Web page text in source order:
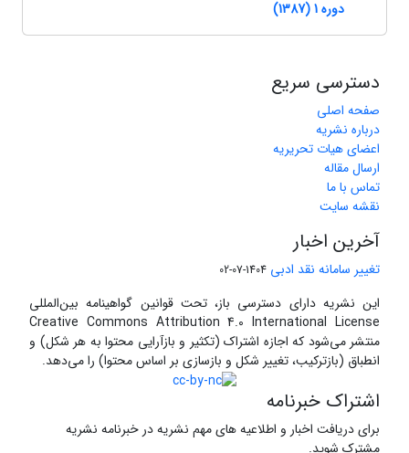
دوره 1 (1387)
دسترسی سریع
صفحه اصلی
درباره نشریه
اعضای هیات تحریریه
ارسال مقاله
تماس با ما
نقشه سایت
آخرین اخبار
تغییر سامانه نقد ادبی 1404-07-02
این نشریه دارای دسترسی باز، تحت قوانین گواهینامه بین‌المللی
Creative Commons Attribution 4.0 International License
منتشر می‌شود که اجازه اشتراک (تکثیر و بازآرایی محتوا به هر شکل) و
انطباق (بازترکیب، تغییر شکل و بازسازی بر اساس محتوا) را می‌دهد.
اشتراک خبرنامه
برای دریافت اخبار و اطلاعیه های مهم نشریه در خبرنامه نشریه
مشترک شوید.